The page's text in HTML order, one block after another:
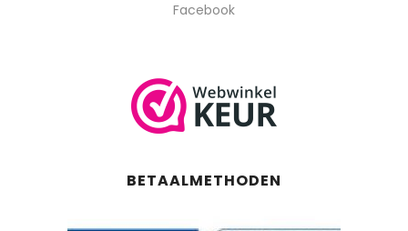
Facebook
BETAALMETHODEN